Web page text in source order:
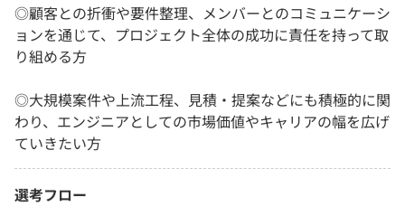
◎顧客との折衝や要件整理、メンバーとのコミュニケーシ
ョンを通じて、プロジェクト全体の成功に責任を持って取
り組める方
◎大規模案件や上流工程、見積・提案などにも積極的に関
わり、エンジニアとしての市場価値やキャリアの幅を広げ
ていきたい方
選考フロー